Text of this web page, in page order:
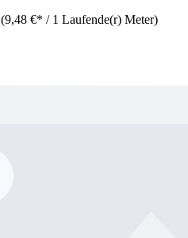
(9,48 €* / 1 Laufende(r) Meter)